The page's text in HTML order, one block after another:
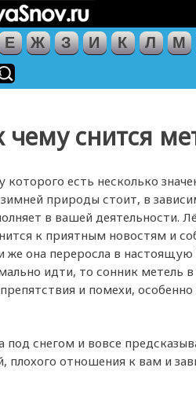
Е Ж З И К Л М
чему снится
есть несколько
природы стоит, в
в вашей деятельности.
к приятным новостям и
же она переросла в
идти, то сонник метель
и помехи, особенно
под снегом и вовсе
плохого отношения к вам и